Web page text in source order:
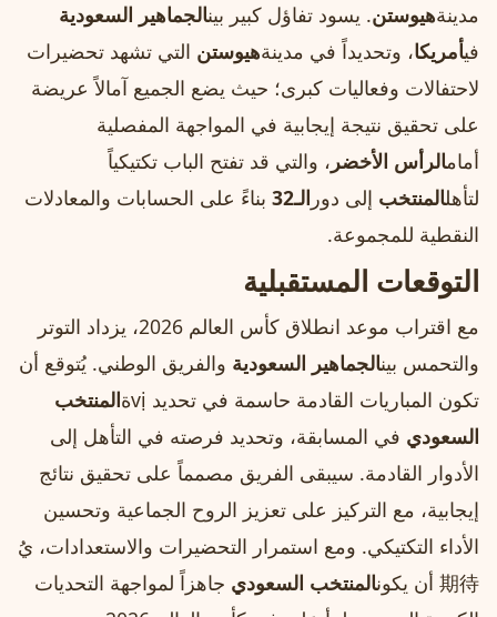
مدينةهيوستن. يسود تفاؤل كبير بينالجماهير السعودية
فيأمريكا، وتحديداً في مدينةهيوستن التي تشهد تحضيرات
لاحتفالات وفعاليات كبرى؛ حيث يضع الجميع آمالاً عريضة
على تحقيق نتيجة إيجابية في المواجهة المفصلية
أمامالرأس الأخضر ، والتي قد تفتح الباب تكتيكياً
لتأهلالمنتخب إلى دور الـ32
بناءً على الحسابات والمعادلات
النقطية للمجموعة.
التوقعات المستقبلية
مع اقتراب موعد انطلاق كأس العالم 2026، يزداد التوتر
والتحمس بينالجماهير السعودية والفريق الوطني. يُتوقع أن
تكون المباريات القادمة حاسمة في تحديد vịة
المنتخب
السعودي في المسابقة، وتحديد فرصته في التأهل إلى
الأدوار القادمة. سيبقى الفريق مصمماً على تحقيق نتائج
إيجابية، مع التركيز على تعزيز الروح الجماعية وتحسين
الأداء التكتيكي. ومع استمرار التحضيرات والاستعدادات، يُ
期待 أن يكون
المنتخب السعودي جاهزاً لمواجهة التحديات